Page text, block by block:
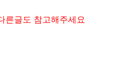
른글도 참고해주세요